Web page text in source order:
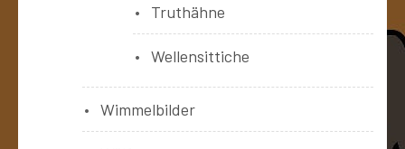
Truthähne
Wellensittiche
Wimmelbilder